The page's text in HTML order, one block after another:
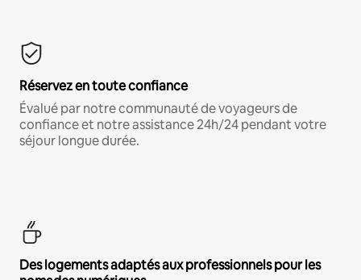
Réservez en toute confiance
Évalué par notre communauté de voyageurs de
confiance et notre assistance 24h/24 pendant votre
séjour longue durée.
Des logements adaptés aux professionnels pour les